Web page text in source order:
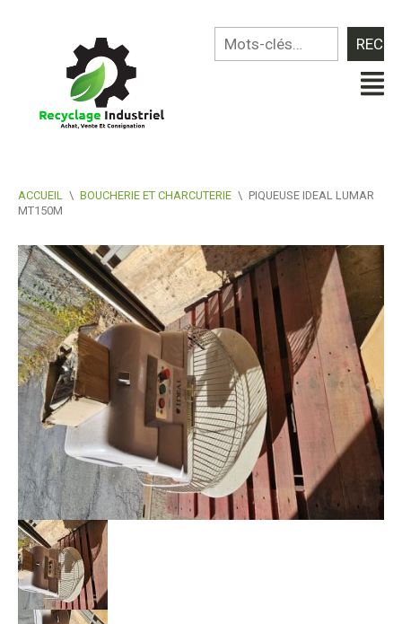
ACCUEIL \ BOUCHERIE ET CHARCUTERIE \ PIQUEUSE IDEAL LUMAR
MT150M